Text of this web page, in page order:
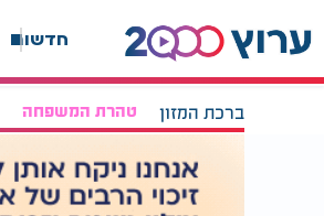
חדשות
ברכת המזון טהרת המשפחה